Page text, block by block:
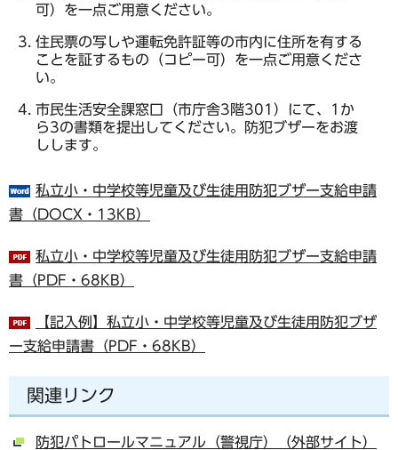
可）を一点ご用意ください。
住民票の写しや運転免許証等の市内に住所を有する
ことを証するもの（コピー可）を一点ご用意くださ
い。
市民生活安全課窓口（市庁舎3階301）にて、1か
ら3の書類を提出してください。防犯ブザーをお渡
しします。
私立小・中学校等児童及び生徒用防犯ブザー支給申請
書（DOCX・13KB）
私立小・中学校等児童及び生徒用防犯ブザー支給申請
書（PDF・68KB）
【記入例】私立小・中学校等児童及び生徒用防犯ブザ
ー支給申請書（PDF・68KB）
関連リンク
防犯パトロールマニュアル（警視庁）（外部サイト）